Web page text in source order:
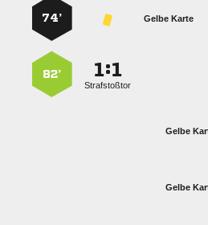
Gelbe Karte
74’
:
Strafstoßtor
82’
Gelbe
Gelbe